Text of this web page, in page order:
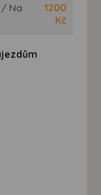
Na
1200
Kč